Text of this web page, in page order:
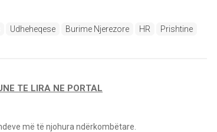
Udheheqese Burime Njerezore HR
Prishtine